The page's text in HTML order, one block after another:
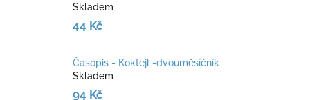
Skladem
44 Kč
Časopis - Koktejl -dvouměsíčník
Skladem
94 Kč